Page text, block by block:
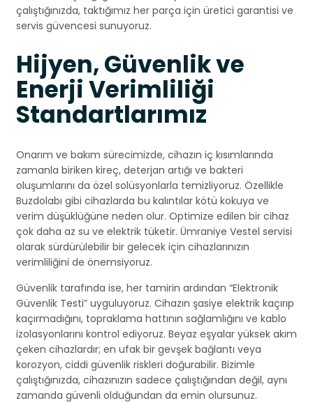
çalıştığınızda, taktığımız her parça için üretici garantisi ve
servis güvencesi sunuyoruz.
Hijyen, Güvenlik ve
Enerji Verimliliği
Standartlarımız
Onarım ve bakım sürecimizde, cihazın iç kısımlarında
zamanla biriken kireç, deterjan artığı ve bakteri
oluşumlarını da özel solüsyonlarla temizliyoruz. Özellikle
Buzdolabı gibi cihazlarda bu kalıntılar kötü kokuya ve
verim düşüklüğüne neden olur. Optimize edilen bir cihaz
çok daha az su ve elektrik tüketir. Ümraniye Vestel servisi
olarak sürdürülebilir bir gelecek için cihazlarınızın
verimliliğini de önemsiyoruz.
Güvenlik tarafında ise, her tamirin ardından “Elektronik
Güvenlik Testi” uyguluyoruz. Cihazın şasiye elektrik kaçırıp
kaçırmadığını, topraklama hattının sağlamlığını ve kablo
izolasyonlarını kontrol ediyoruz. Beyaz eşyalar yüksek akım
çeken cihazlardır; en ufak bir gevşek bağlantı veya
korozyon, ciddi güvenlik riskleri doğurabilir. Bizimle
çalıştığınızda, cihazınızın sadece çalıştığından değil, aynı
zamanda güvenli olduğundan da emin olursunuz.